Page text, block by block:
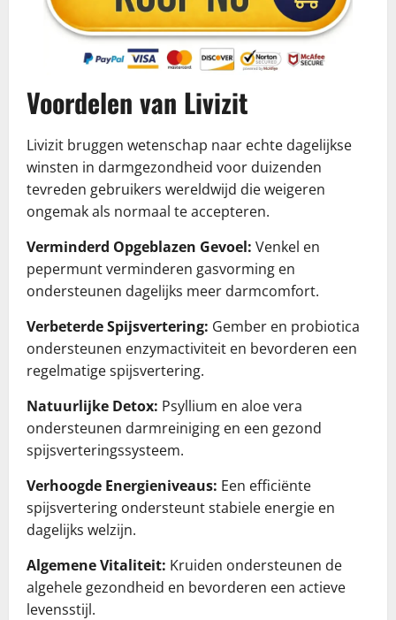
Voordelen van Livizit
Livizit bruggen wetenschap naar echte dagelijkse
winsten in darmgezondheid voor duizenden
tevreden gebruikers wereldwijd die weigeren
ongemak als normaal te accepteren.
Verminderd Opgeblazen Gevoel: Venkel en
pepermunt verminderen gasvorming en
ondersteunen dagelijks meer darmcomfort.
Verbeterde Spijsvertering: Gember en probiotica
ondersteunen enzymactiviteit en bevorderen een
regelmatige spijsvertering.
Natuurlijke Detox: Psyllium en aloe vera
ondersteunen darmreiniging en een gezond
spijsverteringssysteem.
Verhoogde Energieniveaus: Een efficiënte
spijsvertering ondersteunt stabiele energie en
dagelijks welzijn.
Algemene Vitaliteit: Kruiden ondersteunen de
algehele gezondheid en bevorderen een actieve
levensstijl.